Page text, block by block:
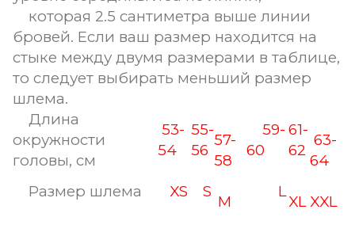
которая 2.5 сантиметра выше линии
бровей. Если ваш размер находится на
стыке между двумя размерами в таблице,
то следует выбирать меньший размер
шлема.
Длина
окружности
головы, см
53-
54
55-
56
57-
58
59-
60
61-
62
63-
64
Размер шлема
XS S
M
L
XL XXL